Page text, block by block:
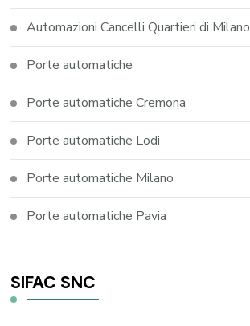
Automazioni Cancelli Quartieri di Milano
Porte automatiche
Porte automatiche Cremona
Porte automatiche Lodi
Porte automatiche Milano
Porte automatiche Pavia
SIFAC SNC